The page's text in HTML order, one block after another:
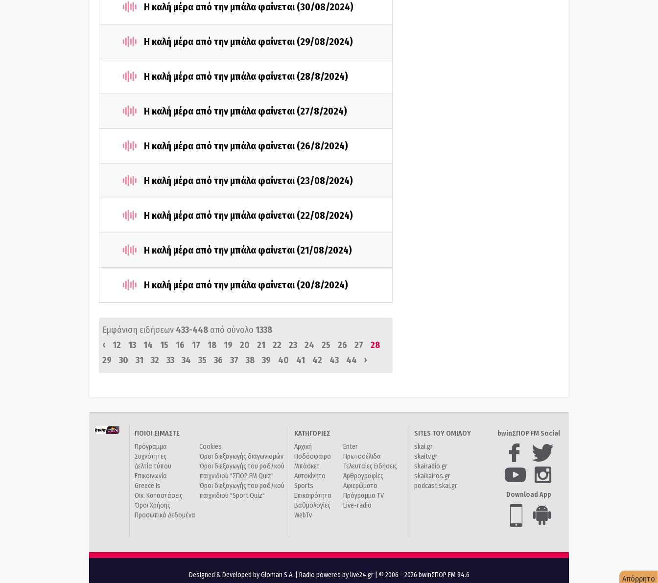
Η καλή μέρα από την μπάλα φαίνεται (30/08/2024)
Η καλή μέρα από την μπάλα φαίνεται (29/08/2024)
Η καλή μέρα από την μπάλα φαίνεται (28/8/2024)
Η καλή μέρα από την μπάλα φαίνεται (27/8/2024)
Η καλή μέρα από την μπάλα φαίνεται (26/8/2024)
Η καλή μέρα από την μπάλα φαίνεται (23/08/2024)
Η καλή μέρα από την μπάλα φαίνεται (22/08/2024)
Η καλή μέρα από την μπάλα φαίνεται (21/08/2024)
Η καλή μέρα από την μπάλα φαίνεται (20/8/2024)
Εμφάνιση ειδήσεων 433-448 από σύνολο 1338
‹
12 13 14 15 16 17 18 19 20 21 22 23 24 25 26 27
28
29
30 31 32 33 34 35 36 37 38 39 40 41 42 43 44 ›
ΠΟΙΟΙ ΕΙΜΑΣΤΕ
Πρόγραμμα
Συχνότητες
Δελτία τύπου
Επικοινωνία
Greece Is
Οικ. Καταστάσεις
Όροι Χρήσης
Προσωπικά Δεδομένα
Cookies
Όροι διεξαγωγής διαγωνισμών
Όροι διεξαγωγής του ραδ/κού
παιχνιδιού "ΣΠΟΡ FM Quiz"
Όροι διεξαγωγής του ραδ/κού
παιχνιδιού "Sport Quiz"
ΚΑΤΗΓΟΡΙΕΣ
Αρχική
Ποδόσφαιρο
Μπάσκετ
Αυτοκίνητο
Sports
Επικαιρότητα
Βαθμολογίες
WebTv
Enter
Πρωτοσέλιδα
Τελευταίες Ειδήσεις
Αρθρογραφίες
Αφιερώματα
Πρόγραμμα TV
Live-radio
SITES ΤΟΥ ΟΜΙΛΟΥ
skai.gr
skaitv.gr
skairadio.gr
skaikairos.gr
podcast.skai.gr
bwinΣΠΟΡ FM Social
Download App
Designed & Developed by Gloman S.A. Radio powered by live24.gr | © 2006 - 2026 bwinΣΠΟΡ FM 94.6 Απόρρητο